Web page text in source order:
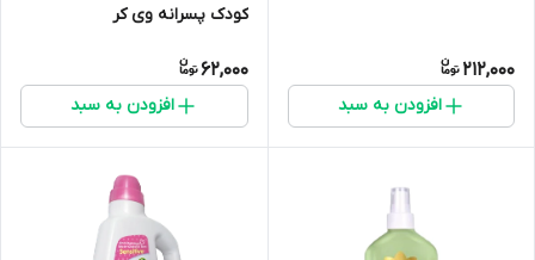
212,000
افزودن به سبد
کودک پسرانه وی کر
62,000
افزودن به سبد